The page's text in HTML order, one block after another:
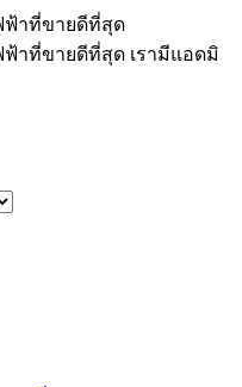
ฟ้าที่ขายดีที่สุด เรามีแอดมิน
ฟ้าที่ขายดีที่สุด เรามีแอดมิ